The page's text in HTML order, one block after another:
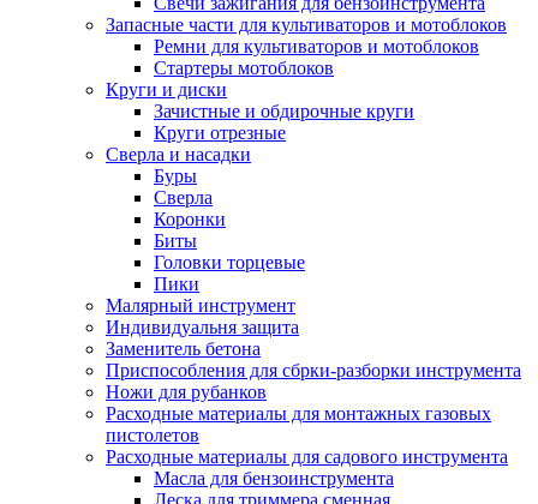
Запасные части для культиваторов и мотоблоков
Ремни для культиваторов и мотоблоков
Стартеры мотоблоков
Круги и диски
Зачистные и обдирочные круги
Круги отрезные
Сверла и насадки
Буры
Сверла
Коронки
Биты
Головки торцевые
Пики
Малярный инструмент
Индивидуальня защита
Заменитель бетона
Приспособления для сбрки-разборки инструмента
Ножи для рубанков
Расходные материалы для монтажных газовых
пистолетов
Расходные материалы для садового инструмента
Масла для бензоинструмента
Леска для триммера сменная